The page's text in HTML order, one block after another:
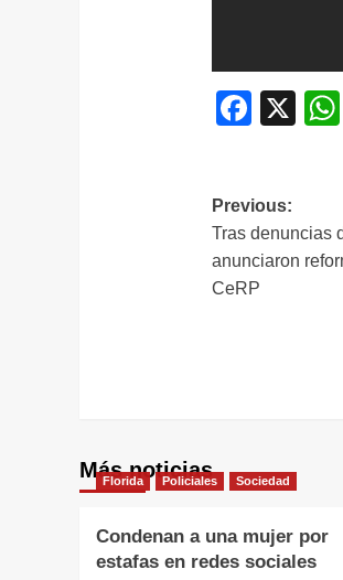
X
de
entradas
Previous:
Tras denuncias
anunciaron
CeRP
Más noticias
Florida Policiales Sociedad
Condenan a una mujer por
estafas en redes sociales